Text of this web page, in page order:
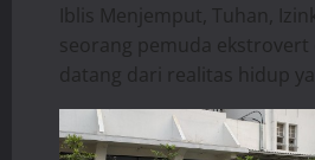
Iblis Menjemput, Tuhan,
seorang pemuda ekstrovert
datang dari realitas hidup